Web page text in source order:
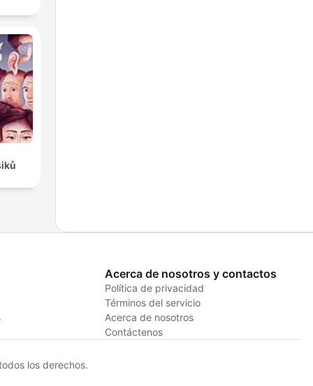
Acerca de nosotros y contactos
Política de privacidad
Términos del servicio
Acerca de nosotros
Contáctenos
los derechos.